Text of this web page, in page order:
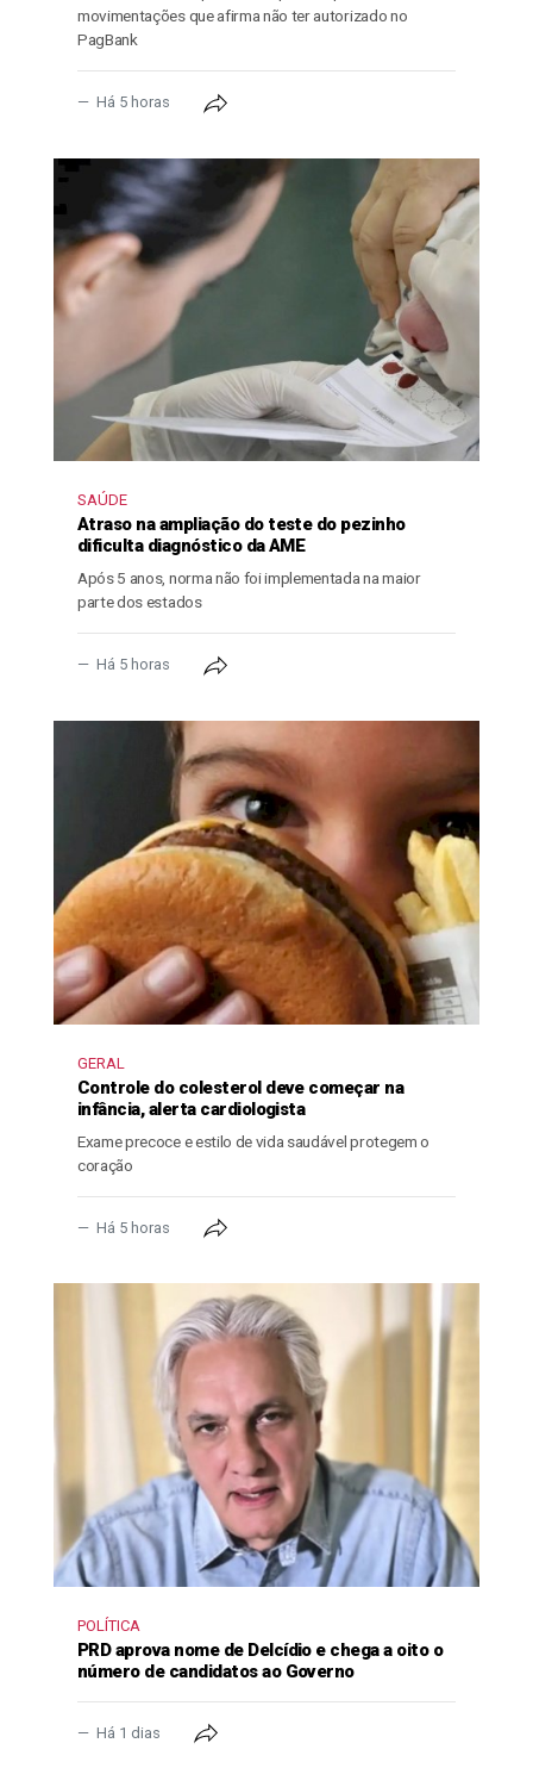
movimentações que afirma não ter autorizado no
PagBank
Há 5 horas
SAÚDE
Atraso na ampliação do teste do pezinho
dificulta diagnóstico da AME
Após 5 anos, norma não foi implementada na maior
parte dos estados
Há 5 horas
GERAL
Controle do colesterol deve começar na
infância, alerta cardiologista
Exame precoce e estilo de vida saudável protegem o
coração
Há 5 horas
POLÍTICA
PRD aprova nome de Delcídio e chega a oito o
número de candidatos ao Governo
Há 1 dias